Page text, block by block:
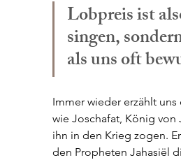
Lobpreis ist
singen,
als uns oft
Immer wieder erzählt
wie Joschafat, König
ihn in den Krieg zogen.
den Propheten Jahasiël